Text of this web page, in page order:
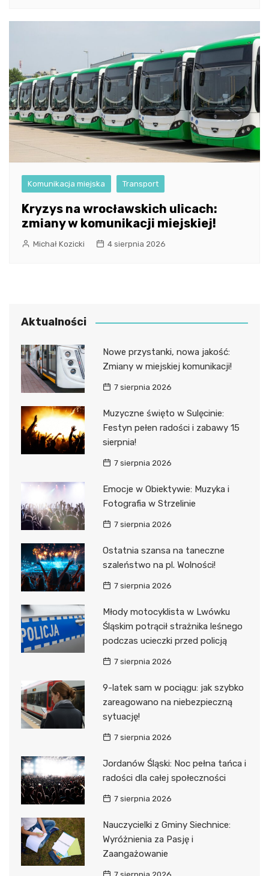
Komunikacja miejska Transport
Kryzys na wrocławskich ulicach:
zmiany w komunikacji miejskiej!
Michał Kozicki 4 sierpnia 2026
Aktualności
Nowe przystanki, nowa jakość:
Zmiany w miejskiej komunikacji!
7 sierpnia 2026
Muzyczne święto w Sulęcinie:
Festyn pełen radości i zabawy 15
sierpnia!
7 sierpnia 2026
Emocje w Obiektywie: Muzyka i
Fotografia w Strzelinie
7 sierpnia 2026
Ostatnia szansa na taneczne
szaleństwo na pl. Wolności!
7 sierpnia 2026
Młody motocyklista w Lwówku
Śląskim potrącił strażnika leśnego
podczas ucieczki przed policją
7 sierpnia 2026
9-latek sam w pociągu: jak szybko
zareagowano na niebezpieczną
sytuację!
7 sierpnia 2026
Jordanów Śląski: Noc pełna tańca i
radości dla całej społeczności
7 sierpnia 2026
Nauczycielki z Gminy Siechnice:
Wyróżnienia za Pasję i
Zaangażowanie